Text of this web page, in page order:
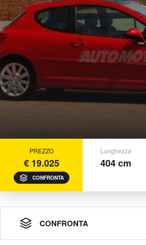
PREZZO
€ 19.025
CONFRONTA
Lunghezza
404 cm
CONFRONTA